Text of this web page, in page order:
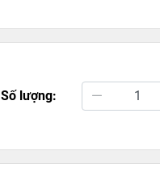
Số lượng: